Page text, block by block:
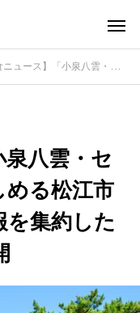
泉八雲・セツ」や「怪談」が楽しめる松江市のお土産＆グルメ情報を集約したデジタルマップを公開
泉八雲・セ
める松江市
を集約した